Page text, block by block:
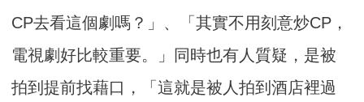
CP去看這個劇嗎？」、「其實不用刻意炒CP，
電視劇好比較重要。」同時也有人質疑，是被
拍到提前找藉口，「這就是被人拍到酒店裡過